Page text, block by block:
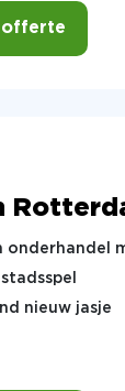
onderhandel
nieuw jasje